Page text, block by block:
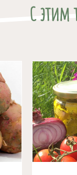
С этим